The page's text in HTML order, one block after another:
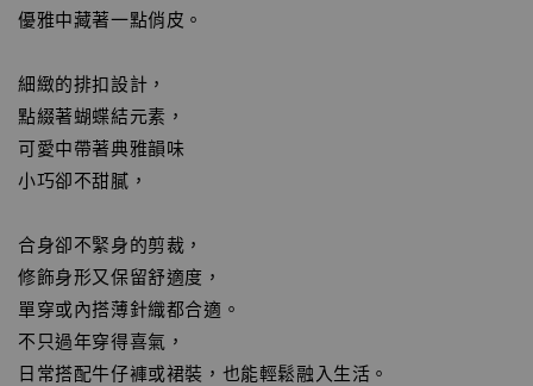
優雅中藏著一點俏皮。
細緻的排扣設計，
點綴著蝴蝶結元素，
可愛中帶著典雅韻味
小巧卻不甜膩，
合身卻不緊身的剪裁，
修飾身形又保留舒適度，
單穿或內搭薄針織都合適。
不只過年穿得喜氣，
日常搭配牛仔褲或裙裝，也能輕鬆融入生活。